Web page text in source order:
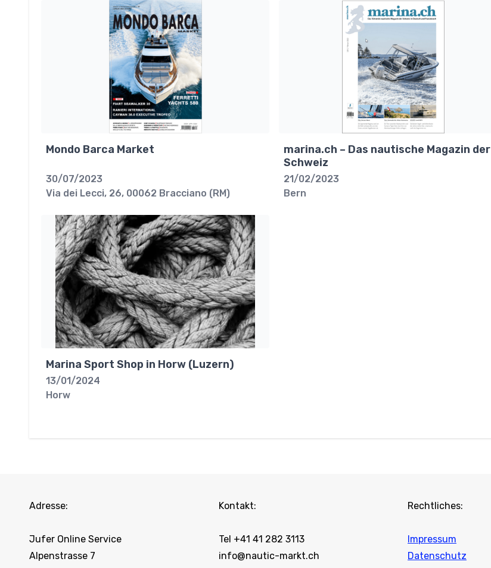
Mondo Barca Market
30/07/2023
Via dei Lecci, 26, 00062 Bracciano (RM)
marina.ch – Das nautische Magazin der
Schweiz
21/02/2023
Bern
Marina Sport Shop in Horw (Luzern)
13/01/2024
Horw
Adresse:
Jufer Online Service
Alpenstrasse 7
Kontakt:
Tel +41 41 282 3113
info@nautic-markt.ch
Rechtliches:
Impressum
Datenschutz